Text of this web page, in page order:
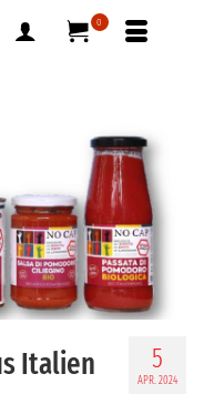
0
5
APR. 2024
Italien